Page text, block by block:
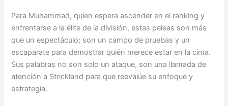
Para Muhammad, quien espera ascender en el ranking y
enfrentarse a la élite de la división, estas peleas son más
que un espectáculo; son un campo de pruebas y un
escaparate para demostrar quién merece estar en la cima.
Sus palabras no son solo un ataque, son una llamada de
atención a Strickland para que reevalúe su enfoque y
estrategia.